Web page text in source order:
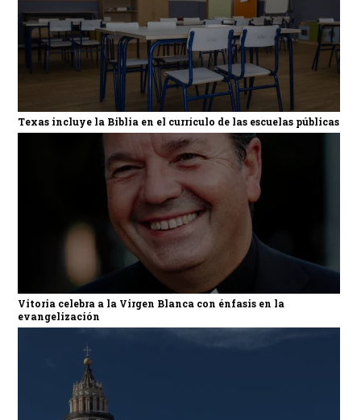
Texas incluye la Biblia en el currículo de las escuelas públicas
Vitoria celebra a la Virgen Blanca con énfasis en la
evangelización